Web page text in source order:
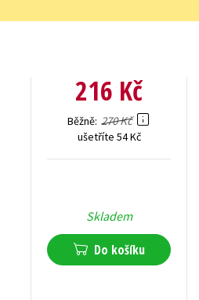
216 Kč
Běžně 270 Kč
ušetříte 54 Kč
Skladem
Do košíku